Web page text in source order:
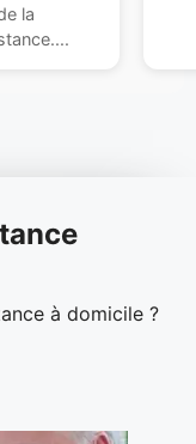
la
à domicile ?